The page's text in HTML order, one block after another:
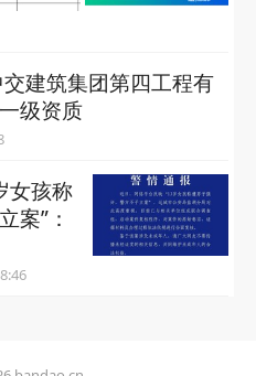
建筑集团第四工程有
级资质
女孩称
案”：
08:46